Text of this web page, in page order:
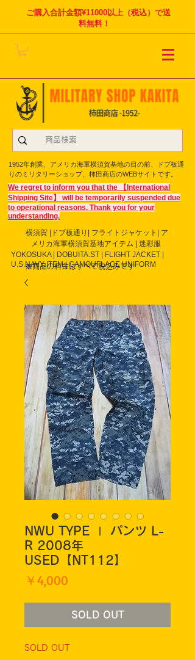
ご購入合計金額¥11000以上（税込）で送
料無料！
1952年創業、アメリカ海軍横須賀基地の目の前、ドブ板通
りのミリタリーショップ、柿田商店のWEBサイトです。
We regret to inform you that the 【International
Shipping Site】 will be temporarily suspended due
to operational reasons. Thank you for your
understanding.
横須賀 |ドブ板通り| フライト ジャケット| ア
メリカ海軍横須賀基地アイテム | 迷彩服
YOKOSUKA | DOBUITA.ST | FLIGHT JACKET |
U.S.NAVY ITEM | CAMOUFLAGE UNIFORM
※商品の料金はすべて税込みです
NWU TYPE Ⅰ パンツ L-
R 2008年
USED【NT112】
￥4,000
SOLD OUT
SOLD OUT